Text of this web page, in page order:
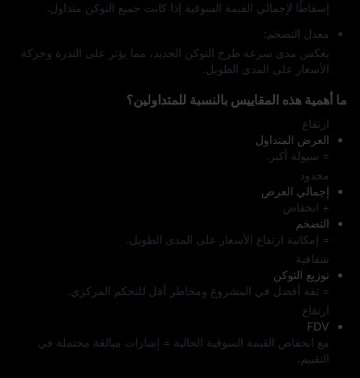
إسقاطًا لإجمالي القيمة السوقية إذا كانت جميع التوكن متداول.
معدل التضخم:
يعكس مدى سرعة طرح التوكن الجديد، مما يؤثر على الندرة وحركة
الأسعار على المدى الطويل.
ما أهمية هذه المقاييس بالنسبة للمتداولين؟
ارتفاع
العرض المتداول
= سيولة أكبر.
محدود
إجمالي العرض
+ انخفاض
التضخم
= إمكانية ارتفاع الأسعار على المدى الطويل.
شفافية
توزيع التوكن
= ثقة أفضل في المشروع ومخاطر أقل للتحكم المركزي.
ارتفاع
FDV
مع انخفاض القيمة السوقية الحالية = إشارات مبالغة محتملة في
التقييم.